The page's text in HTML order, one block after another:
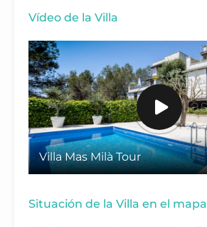
Vídeo de la Villa
Villa Mas Milà Tour
Situación de la Villa en el mapa